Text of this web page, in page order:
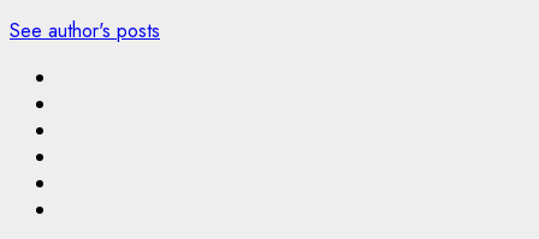
See author's posts